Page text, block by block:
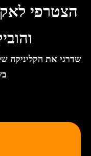
שדרגי את הקליניקה